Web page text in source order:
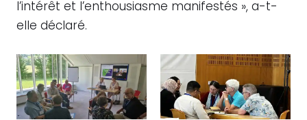
l’intérêt et l’enthousiasme manifestés », a-t-
elle déclaré.